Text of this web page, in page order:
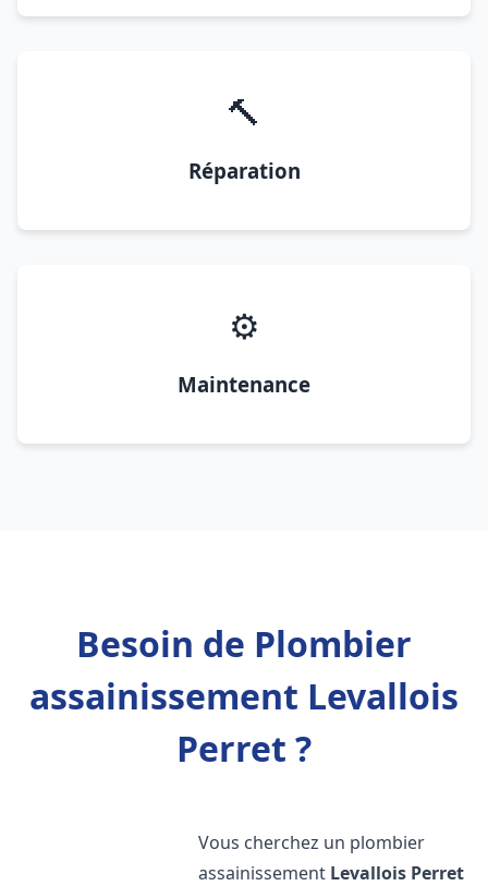
🔨
Réparation
⚙️
Maintenance
Besoin de Plombier
assainissement Levallois
Perret ?
Vous cherchez un plombier
assainissement Levallois Perret